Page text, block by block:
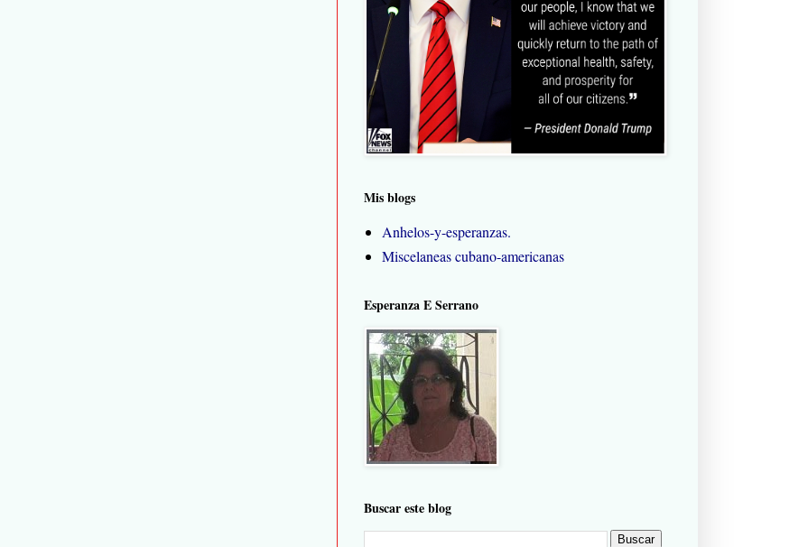
Mis blogs
Anhelos-y-esperanzas.
Miscelaneas cubano-americanas
Esperanza E Serrano
Buscar este blog